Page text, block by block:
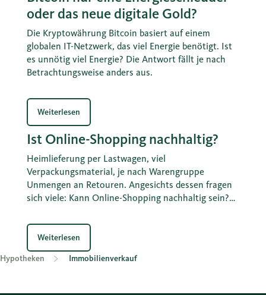
oder das neue digitale Gold?
Die Kryptowährung Bitcoin basiert auf einem
globalen IT-Netzwerk, das viel Energie benötigt. Ist
es unnötig viel Energie? Die Antwort fällt je nach
Betrachtungsweise anders aus.
Weiterlesen
Ist Online-Shopping nachhaltig?
Heimlieferung per Lastwagen, viel
Verpackungsmaterial, je nach Warengruppe
Unmengen an Retouren. Angesichts dessen fragen
sich viele: Kann Online-Shopping nachhaltig sein?
Interneteinkäufen ist oft besser, als wenn man
selber zum Einkaufen fährt.
Weiterlesen
Hypotheken Immobilienverkauf